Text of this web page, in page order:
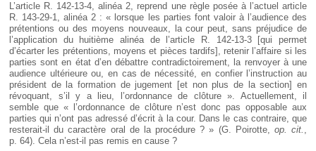
L’article R. 142-13-4, alinéa 2, reprend une règle posée à l’actuel article
R. 143-29-1, alinéa 2 : « lorsque les parties font valoir à l’audience des
prétentions ou des moyens nouveaux, la cour peut, sans préjudice de
l’application du huitième alinéa de l’article R. 142-13-3 [qui permet
d’écarter les prétentions, moyens et pièces tardifs], retenir l’affaire si les
parties sont en état d’en débattre contradictoirement, la renvoyer à une
audience ultérieure ou, en cas de nécessité, en confier l’instruction au
président de la formation de jugement [et non plus de la section] en
révoquant, s’il y a lieu, l’ordonnance de clôture ». Actuellement, il
semble que « l’ordonnance de clôture n’est donc pas opposable aux
parties qui n’ont pas adressé d’écrit à la cour. Dans le cas contraire, que
resterait-il du caractère oral de la procédure ? » (G. Poirotte, op. cit. ,
p. 64). Cela n’est-il pas remis en cause ?